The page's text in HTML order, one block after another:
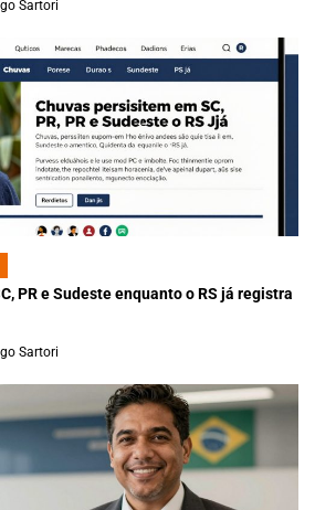
Sartori
PR e Sudeste enquanto o RS já registra
Sartori